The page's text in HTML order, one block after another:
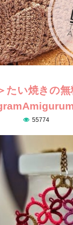
たい焼きの無
55774